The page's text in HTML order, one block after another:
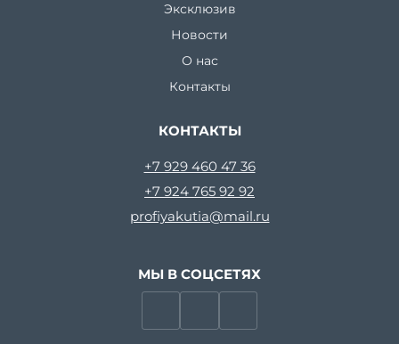
Эксклюзив
Новости
О нас
Контакты
КОНТАКТЫ
+7 929 460 47 36
+7 924 765 92 92
profiyakutia@mail.ru
МЫ В СОЦСЕТЯХ